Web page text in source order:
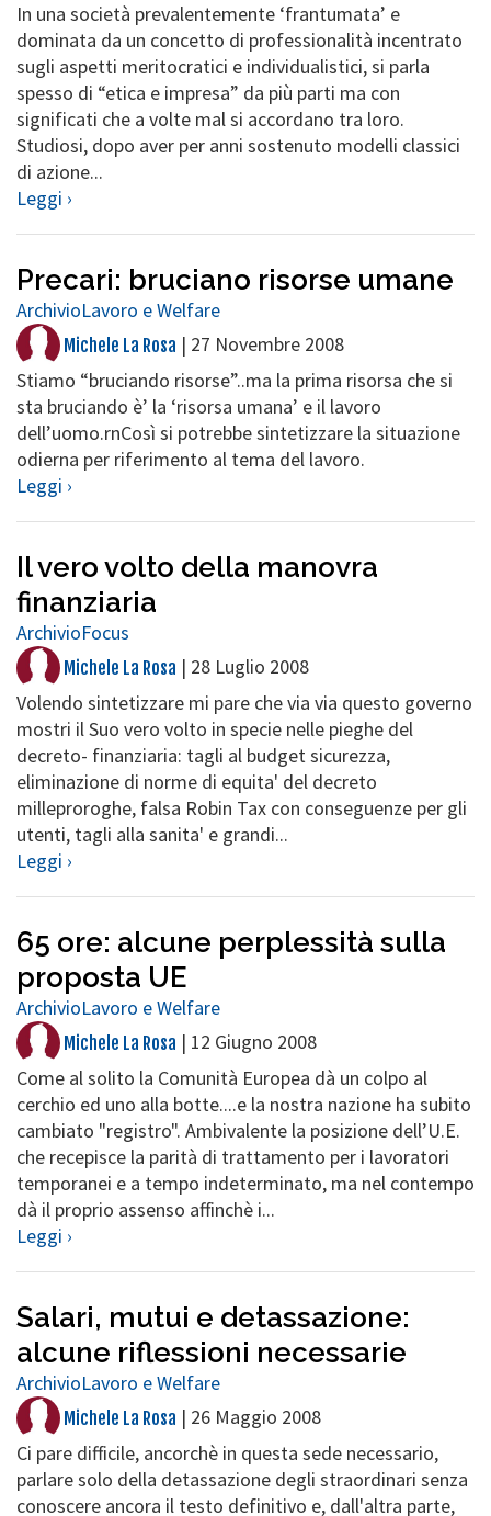
In una società prevalentemente ‘frantumata’ e
dominata da un concetto di professionalità incentrato
sugli aspetti meritocratici e individualistici, si parla
spesso di “etica e impresa” da più parti ma con
significati che a volte mal si accordano tra loro.
Studiosi, dopo aver per anni sostenuto modelli classici
di azione...
Leggi ›
Precari: bruciano risorse umane
ArchivioLavoro e Welfare
Michele La Rosa | 27 Novembre 2008
Stiamo “bruciando risorse”..ma la prima risorsa che si
sta bruciando è’ la ‘risorsa umana’ e il lavoro
dell’uomo.rnCosì si potrebbe sintetizzare la situazione
odierna per riferimento al tema del lavoro.
Leggi ›
Il vero volto della manovra
finanziaria
ArchivioFocus
Michele La Rosa | 28 Luglio 2008
Volendo sintetizzare mi pare che via via questo governo
mostri il Suo vero volto in specie nelle pieghe del
decreto- finanziaria: tagli al budget sicurezza,
eliminazione di norme di equita' del decreto
milleproroghe, falsa Robin Tax con conseguenze per gli
utenti, tagli alla sanita' e grandi...
Leggi ›
65 ore: alcune perplessità sulla
proposta UE
ArchivioLavoro e Welfare
Michele La Rosa | 12 Giugno 2008
Come al solito la Comunità Europea dà un colpo al
cerchio ed uno alla botte....e la nostra nazione ha subito
cambiato "registro". Ambivalente la posizione dell’U.E.
che recepisce la parità di trattamento per i lavoratori
temporanei e a tempo indeterminato, ma nel contempo
dà il proprio assenso affinchè i...
Leggi ›
Salari, mutui e detassazione:
alcune riflessioni necessarie
ArchivioLavoro e Welfare
Michele La Rosa | 26 Maggio 2008
Ci pare difficile, ancorchè in questa sede necessario,
parlare solo della detassazione degli straordinari senza
conoscere ancora il testo definitivo e, dall'altra parte,